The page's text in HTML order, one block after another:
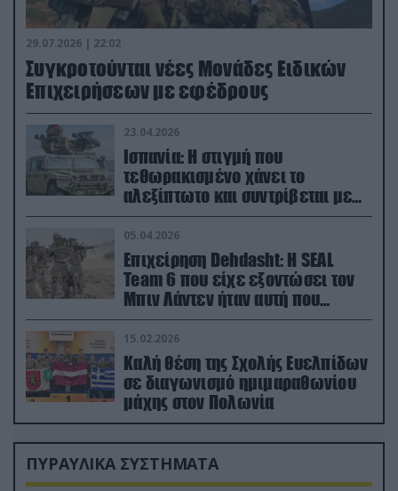
29.07.2026 | 22:02
Συγκροτούνται νέες Μονάδες Ειδικών
Επιχειρήσεων με εφέδρους
23.04.2026
Ισπανία: Η στιγμή που
τεθωρακισμένο χάνει το
αλεξίπτωτο και συντρίβεται με
ορμή στο έδαφος (βίντεο)
05.04.2026
Επιχείρηση Dehdasht: Η SEAL
Team 6 που είχε εξοντώσει τον
Μπιν Λάντεν ήταν αυτή που
διέσωσε τον πιλότο του F-15
15.02.2026
Καλή θέση της Σχολής Ευελπίδων
σε διαγωνισμό ημιμαραθωνίου
μάχης στον Πολωνία
ΠΥΡΑΥΛΙΚΑ ΣΥΣΤΗΜΑΤΑ